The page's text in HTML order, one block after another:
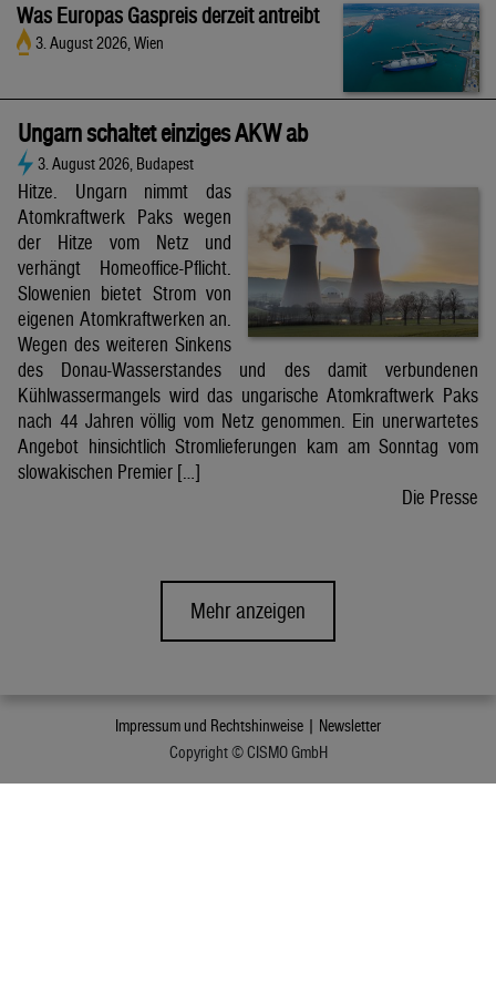
Was Europas Gaspreis derzeit antreibt
3. August 2026, Wien
Ungarn schaltet einziges AKW ab
3. August 2026, Budapest
Hitze. Ungarn nimmt das
Atomkraftwerk Paks wegen
der Hitze vom Netz und
verhängt Homeoffice-Pflicht.
Slowenien bietet Strom von
eigenen Atomkraftwerken an.
Wegen des weiteren Sinkens
des Donau-Wasserstandes und des damit verbundenen
Kühlwassermangels wird das ungarische Atomkraftwerk Paks
nach 44 Jahren völlig vom Netz genommen. Ein unerwartetes
Angebot hinsichtlich Stromlieferungen kam am Sonntag vom
slowakischen Premier […]
Die Presse
Mehr anzeigen
Impressum und Rechtshinweise | Newsletter
Copyright © CISMO GmbH